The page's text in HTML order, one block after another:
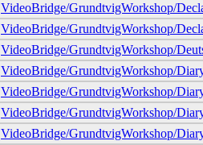
VideoBridge/GrundtvigWorkshop/
VideoBridge/GrundtvigWorkshop/
VideoBridge/GrundtvigWorkshop/
VideoBridge/GrundtvigWorkshop/
VideoBridge/GrundtvigWorkshop/
VideoBridge/GrundtvigWorkshop/
VideoBridge/GrundtvigWorkshop/